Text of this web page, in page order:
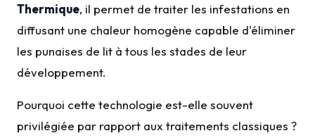
Thermique, il permet de traiter les infestations en
diffusant une chaleur homogène capable d'éliminer
les punaises de lit à tous les stades de leur
développement.
Pourquoi cette technologie est-elle souvent
privilégiée par rapport aux traitements classiques ?